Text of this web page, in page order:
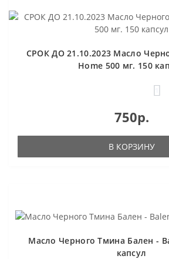
СРОК ДО 21.10.2023 Масло
Home 500 мг. 150
750р.
В КОРЗИНУ
Масло Черного Тмина Бален -
капсул